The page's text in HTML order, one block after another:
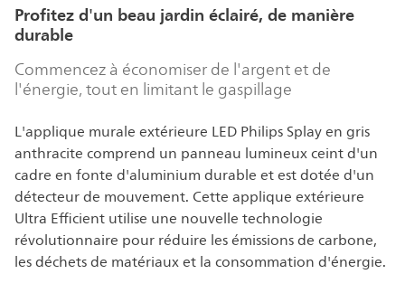
Profitez d'un beau jardin éclairé, de manière
durable
Commencez à économiser de l'argent et de
l'énergie, tout en limitant le gaspillage
L'applique murale extérieure LED Philips Splay en gris
anthracite comprend un panneau lumineux ceint d'un
cadre en fonte d'aluminium durable et est dotée d'un
détecteur de mouvement. Cette applique extérieure
Ultra Efficient utilise une nouvelle technologie
révolutionnaire pour réduire les émissions de carbone,
les déchets de matériaux et la consommation d'énergie.